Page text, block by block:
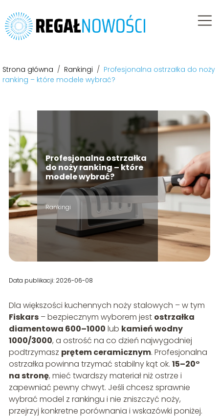
Strona główna / Rankingi / Profesjonalna ostrzałka do noży
ranking – które modele wybrać?
Profesjonalna ostrzałka
do noży ranking – które
modele wybrać?
Rankingi
Data publikacji: 2026-06-08
Dla większości kuchennych noży stalowych – w tym
Fiskars– bezpiecznym wyborem jest ostrzałka
diamentowa 600–1000 lub kamień wodny
1000/3000, a ostrość na co dzień najwygodniej
podtrzymasz prętem ceramicznym. Profesjonalna
ostrzałka powinna trzymać stabilny kąt ok. 15–20°
na stronę, mieć twardszy materiał niż ostrze i
zapewniać pewny chwyt. Jeśli chcesz sprawnie
wybrać model z rankingu i nie zniszczyć noży,
przejrzyj konkretne porównania i wskazówki poniżej.